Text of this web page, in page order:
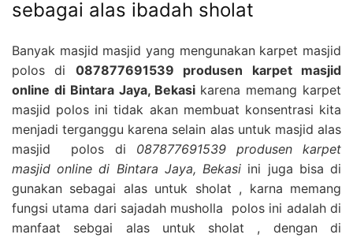
sebagai alas ibadah sholat
Banyak masjid masjid yang mengunakan karpet masjid
polos di 087877691539 produsen karpet masjid
online di Bintara Jaya, Bekasi karena memang karpet
masjid polos ini tidak akan membuat konsentrasi kita
menjadi terganggu karena selain alas untuk masjid alas
masjid polos di 087877691539 produsen karpet
masjid online di Bintara Jaya, Bekasi ini juga bisa di
gunakan sebagai alas untuk sholat , karna memang
fungsi utama dari sajadah musholla polos ini adalah di
manfaat sebgai alas untuk sholat , dengan di